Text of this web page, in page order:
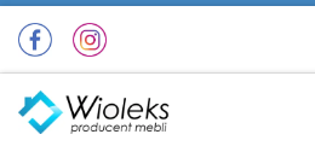
Przejdź do treści